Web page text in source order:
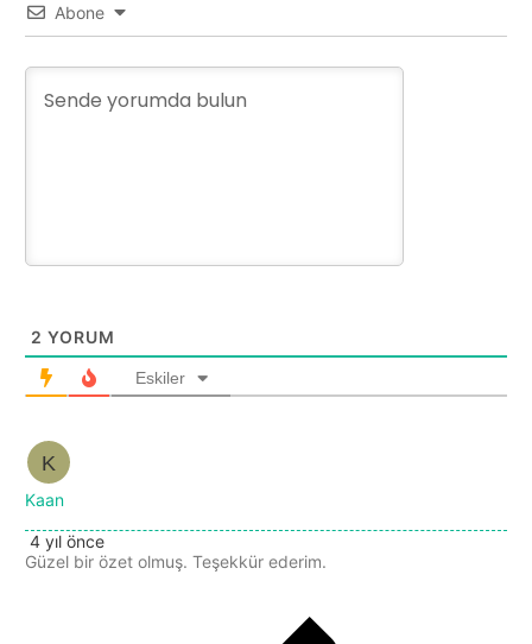
Abone
2 YORUM
Eskiler
Kaan
4 yıl önce
Güzel bir özet olmuş. Teşekkür ederim.